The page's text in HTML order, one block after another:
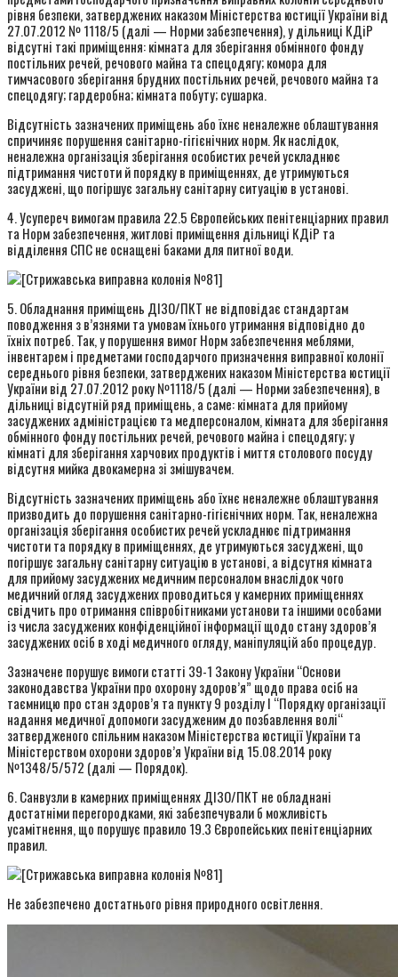
рівня безпеки, затверджених наказом Міністерства юстиції України від
27.07.2012 № 1118/5 (далі — Норми забезпечення), у дільниці КДіР
відсутні такі приміщення: кімната для зберігання обмінного фонду
постільних речей, речового майна та спецодягу; комора для
тимчасового зберігання брудних постільних речей, речового майна та
спецодягу; гардеробна; кімната побуту; сушарка.
Відсутність зазначених приміщень або їхнє неналежне облаштування
спричиняє порушення санітарно-гігієнічних норм. Як наслідок,
неналежна організація зберігання особистих речей ускладнює
підтримання чистоти й порядку в приміщеннях, де утримуються
засуджені, що погіршує загальну санітарну ситуацію в установі.
4. Усупереч вимогам правила 22.5 Європейських пенітенціарних правил
та Норм забезпечення, житлові приміщення дільниці КДіР та
відділення СПС не оснащені баками для питної води.
5. Обладнання приміщень ДІЗО/ПКТ не відповідає стандартам
поводження з в’язнями та умовам їхнього утримання відповідно до
їхніх потреб. Так, у порушення вимог Норм забезпечення меблями,
інвентарем і предметами господарчого призначення виправної колонії
середнього рівня безпеки, затверджених наказом Міністерства юстиції
України від 27.07.2012 року №1118/5 (далі — Норми забезпечення), в
дільниці відсутній ряд приміщень, а саме: кімната для прийому
засуджених адміністрацією та медперсоналом, кімната для зберігання
обмінного фонду постільних речей, речового майна і спецодягу; у
кімнаті для зберігання харчових продуктів і миття столового посуду
відсутня мийка двокамерна зі змішувачем.
Відсутність зазначених приміщень або їхнє неналежне облаштування
призводить до порушення санітарно-гігієнічних норм. Так, неналежна
організація зберігання особистих речей ускладнює підтримання
чистоти та порядку в приміщеннях, де утримуються засуджені, що
погіршує загальну санітарну ситуацію в установі, а відсутня кімната
для прийому засуджених медичним персоналом внаслідок чого
медичний огляд засуджених проводиться у камерних приміщеннях
свідчить про отримання співробітниками установи та іншими особами
із числа засуджених конфіденційної інформації щодо стану здоров’я
засуджених осіб в ході медичного огляду, маніпуляцій або процедур.
Зазначене порушує вимоги статті 39-1 Закону України “Основи
законодавства України про охорону здоров’я” щодо права осіб на
таємницю про стан здоров’я та пункту 9 розділу І “Порядку організації
надання медичної допомоги засудженим до позбавлення волі“
затвердженого спільним наказом Міністерства юстиції України та
Міністерством охорони здоров’я України від 15.08.2014 року
№1348/5/572 (далі — Порядок).
6. Санвузли в камерних приміщеннях ДІЗО/ПКТ не обладнані
достатніми перегородками, які забезпечували б можливість
усамітнення, що порушує правило 19.3 Європейських пенітенціарних
правил.
Не забезпечено достатнього рівня природного освітлення.